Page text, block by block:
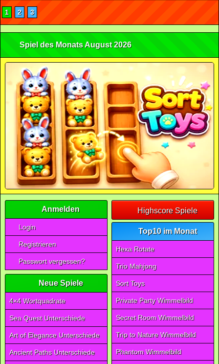
1 2 3
Spiel des Monats August 2026
Anmelden
Login
Registrieren
Passwort vergessen?
Neue Spiele
4×4 Wortquadrate
Sea Quest Unterschiede
Art of Elegance Unterschiede
Ancient Paths Unterschiede
Highscore Spiele
Top10 im Monat
Hexa Rotate
Trio Mahjong
Sort Toys
Private Party Wimmelbild
Secret Room Wimmelbild
Trip to Nature Wimmelbild
Phantom Wimmelbild